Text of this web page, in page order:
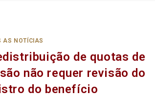
AS NOTÍCIAS
de quotas de
não requer revisão do
do benefício